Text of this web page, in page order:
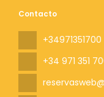
Contacto
+34971351700
+34 971 351